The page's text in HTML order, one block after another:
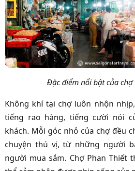
Đặc điểm nổi bật của chợ
Không khí tại chợ luôn nhộn
tiếng rao hàng, tiếng cười nói
khách. Mỗi góc nhỏ của chợ đều
chuyện thú vị, từ những người
người mua sắm. Chợ Phan Thiết